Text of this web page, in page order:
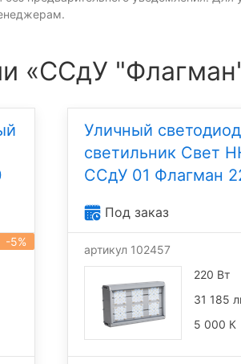
«ССдУ
-5%
Уличный
светильник Свет
ССдУ 01 Флагман
Под заказ
артикул 102457
220 Вт
31 185
5 000 К